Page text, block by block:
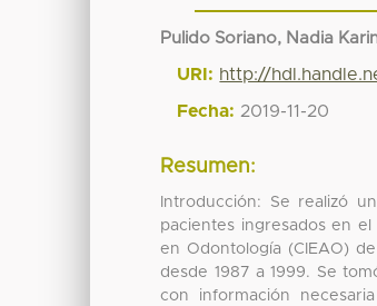
Pulido Soriano, Nadia
URI: http://
Fecha: 2019-11-20
Resumen:
Introducción: Se realizó
pacientes ingresados en
en Odontología (CIEAO)
desde 1987 a 1999. Se
con información